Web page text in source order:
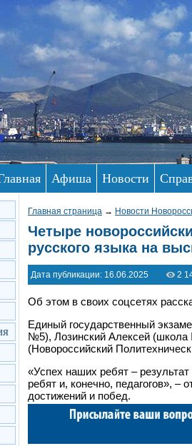
Афиша Новости
Главная страница → Новости
Четыре
русского языка на
Дата публикации: 16.06.2025 2
Об этом в своих соцсетях
Единый государственный
№5), Лозинский Алексей
(Новороссийский
«Успех наших ребят –
ребят и, конечно, педагогов», –
достижений и побед.